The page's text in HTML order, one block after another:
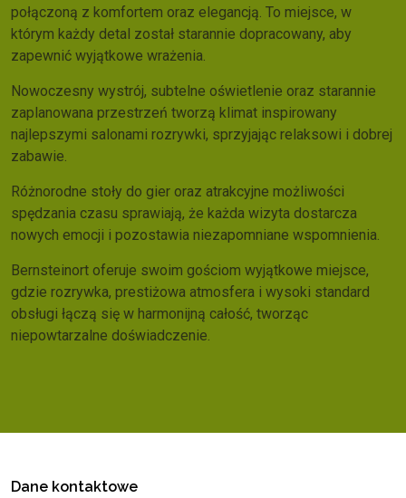
połączoną z komfortem oraz elegancją. To miejsce, w
którym każdy detal został starannie dopracowany, aby
zapewnić wyjątkowe wrażenia.
Nowoczesny wystrój, subtelne oświetlenie oraz starannie
zaplanowana przestrzeń tworzą klimat inspirowany
najlepszymi salonami rozrywki, sprzyjając relaksowi i dobrej
zabawie.
Różnorodne stoły do gier oraz atrakcyjne możliwości
spędzania czasu sprawiają, że każda wizyta dostarcza
nowych emocji i pozostawia niezapomniane wspomnienia.
Bernsteinort oferuje swoim gościom wyjątkowe miejsce,
gdzie rozrywka, prestiżowa atmosfera i wysoki standard
obsługi łączą się w harmonijną całość, tworząc
niepowtarzalne doświadczenie.
Dane kontaktowe